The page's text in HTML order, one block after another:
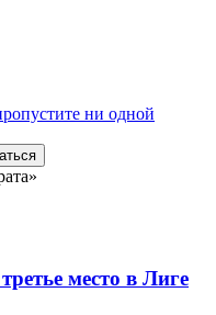
ни одной
место в Лиге